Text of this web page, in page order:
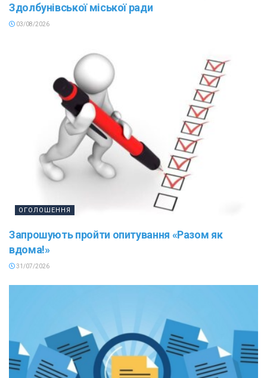
Здолбунівської міської ради
03/08/2026
ОГОЛОШЕННЯ
Запрошують пройти опитування «Разом як
вдома!»
31/07/2026